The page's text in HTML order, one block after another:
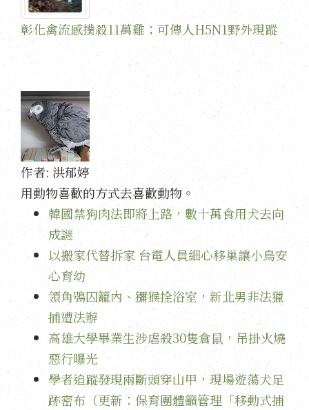
彰化禽流感撲殺11萬雞；可傳人H5N1野外現蹤
作者: 洪郁婷
用動物喜歡的方式去喜歡動物。
韓國禁狗肉法即將上路，數十萬食用犬去向
成謎
以搬家代替拆家 台電人員細心移巢讓小鳥安
心育幼
領角鴞囚籠內、獼猴拴浴室，新北男非法獵
捕遭法辦
高雄大學畢業生涉虐殺30隻倉鼠，吊掛火燒
惡行曝光
學者追蹤發現兩斷頭穿山甲，現場遊蕩犬足
跡密布（更新：保育團體籲管理「移動式捕